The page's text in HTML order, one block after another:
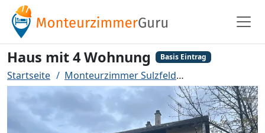
Haus mit 4 Wohnung Basis Eintrag
Startseite Monteurzimmer Sulzfeld